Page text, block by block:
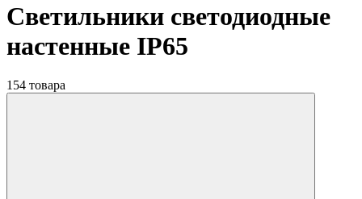
Светильники светодиодные
настенные IP65
154 товара